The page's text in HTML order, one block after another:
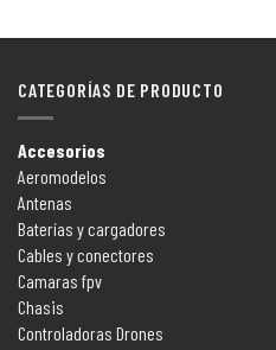
CATEGORÍAS DE PRODUCTO
Accesorios
Aeromodelos
Antenas
Baterías y cargadores
Cables y conectores
Camaras fpv
Chasis
Controladoras Drones